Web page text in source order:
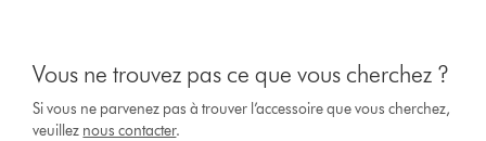
Vous ne trouvez pas ce que vous cherchez ?
Si vous ne parvenez pas à trouver l’accessoire que vous cherchez,
veuillez nous contacter.